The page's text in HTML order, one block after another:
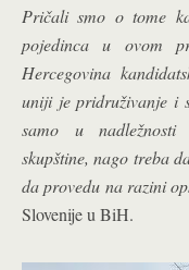
Pričali smo o tome
pojedinca u ovom
Hercegovina
uniji je pridruživanje i
samo u
skupštine, nago treba
da provedu na razini
Slovenije u BiH.